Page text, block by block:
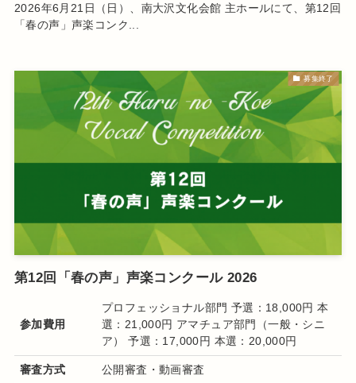
2026年6月21日（日）、南大沢文化会館 主ホールにて、第12回
「春の声」声楽コンク...
募集終了
第12回「春の声」声楽コンクール 2026
参加費用
プロフェッショナル部門 予選：18,000円 本
選：21,000円 アマチュア部門（一般・シニ
ア） 予選：17,000円 本選：20,000円
審査方式 公開審査・動画審査